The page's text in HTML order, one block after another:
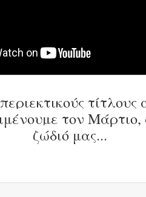
τον
ζώδιό μας...